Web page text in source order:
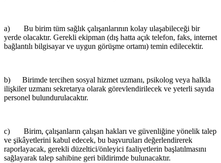
a) Bu birim tüm sağlık çalışanlarının kolay ulaşabileceği bir
yerde olacaktır. Gerekli ekipman (dış hatta açık telefon, faks, internet
bağlantılı bilgisayar ve uygun görüşme ortamı) temin edilecektir.
b) Birimde tercihen sosyal hizmet uzmanı, psikolog veya halkla
ilişkiler uzmanı sekretarya olarak görevlendirilecek ve yeterli sayıda
personel bulundurulacaktır.
c) Birim, çalışanların çalışan hakları ve güvenliğine yönelik talep
ve şikâyetlerini kabul edecek, bu başvuruları değerlendirerek
raporlayacak, gerekli düzeltici/önleyici faaliyetlerin başlatılmasını
sağlayarak talep sahibine geri bildirimde bulunacaktır.